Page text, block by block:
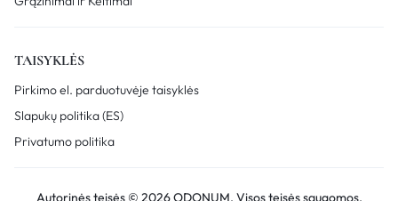
TAISYKLĖS
Pirkimo el. parduotuvėje taisyklės
Slapukų politika (ES)
Privatumo politika
Autorinės teisės © 2026 ODONUM, Visos teisės saugomos.